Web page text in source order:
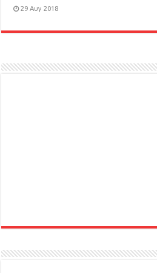
29 Αυγ 2018